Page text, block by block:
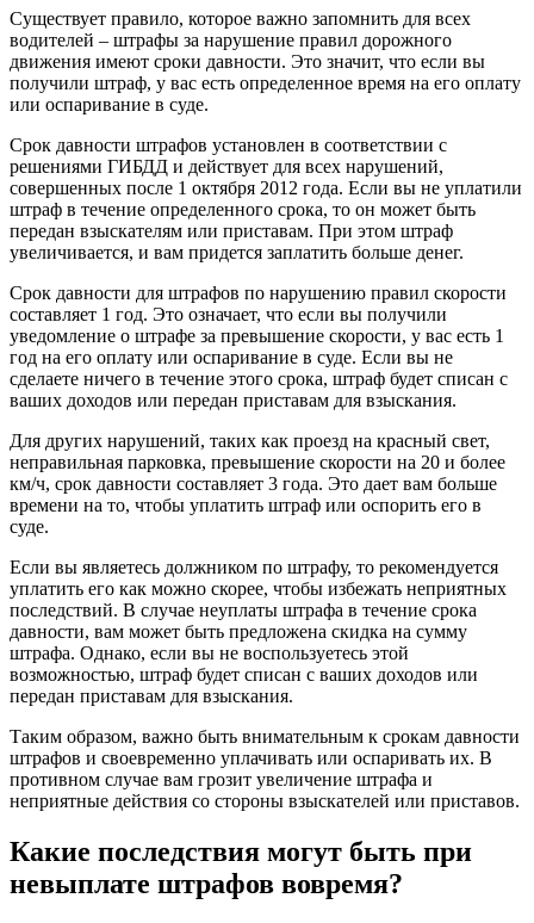
Существует правило, которое важно запомнить для всех
водителей – штрафы за нарушение правил дорожного
движения имеют сроки давности. Это значит, что если вы
получили штраф, у вас есть определенное время на его оплату
или оспаривание в суде.
Срок давности штрафов установлен в соответствии с
решениями ГИБДД и действует для всех нарушений,
совершенных после 1 октября 2012 года. Если вы не уплатили
штраф в течение определенного срока, то он может быть
передан взыскателям или приставам. При этом штраф
увеличивается, и вам придется заплатить больше денег.
Срок давности для штрафов по нарушению правил скорости
составляет 1 год. Это означает, что если вы получили
уведомление о штрафе за превышение скорости, у вас есть 1
год на его оплату или оспаривание в суде. Если вы не
сделаете ничего в течение этого срока, штраф будет списан с
ваших доходов или передан приставам для взыскания.
Для других нарушений, таких как проезд на красный свет,
неправильная парковка, превышение скорости на 20 и более
км/ч, срок давности составляет 3 года. Это дает вам больше
времени на то, чтобы уплатить штраф или оспорить его в
суде.
Если вы являетесь должником по штрафу, то рекомендуется
уплатить его как можно скорее, чтобы избежать неприятных
последствий. В случае неуплаты штрафа в течение срока
давности, вам может быть предложена скидка на сумму
штрафа. Однако, если вы не воспользуетесь этой
возможностью, штраф будет списан с ваших доходов или
передан приставам для взыскания.
Таким образом, важно быть внимательным к срокам давности
штрафов и своевременно уплачивать или оспаривать их. В
противном случае вам грозит увеличение штрафа и
неприятные действия со стороны взыскателей или приставов.
Какие последствия могут быть при
невыплате штрафов вовремя?